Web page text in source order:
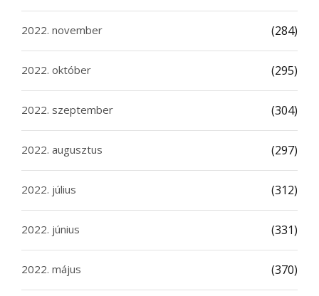
2022. november (284)
2022. október (295)
2022. szeptember (304)
2022. augusztus (297)
2022. július (312)
2022. június (331)
2022. május (370)